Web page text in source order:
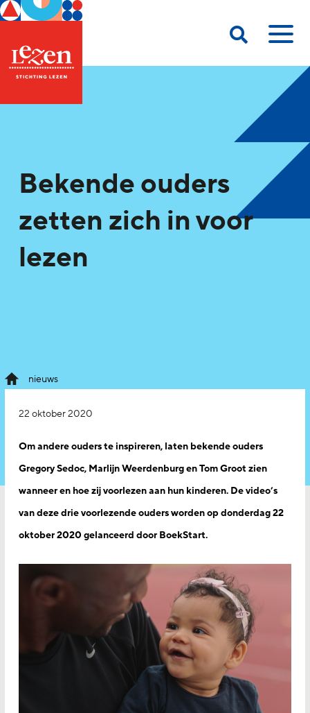
Bekende ouders
zetten zich in voor
lezen
nieuws
22 oktober 2020
Om andere ouders te inspireren, laten bekende ouders
Gregory Sedoc, Marlijn Weerdenburg en Tom Groot zien
wanneer en hoe zij voorlezen aan hun kinderen. De video’s
van deze drie voorlezende ouders worden op donderdag 22
oktober 2020 gelanceerd door BoekStart.